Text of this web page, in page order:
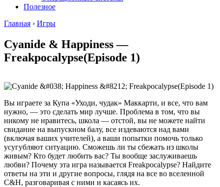
Полезное
Главная › Игры
Cyanide & Happiness —
Freakpocalypse(Episode 1)
Вы играете за Купа «Уходи, чудак» Маккарти, и все, что вам
нужно, — это сделать мир лучше. Проблема в том, что вы
никому не нравитесь, школа — отстой, вы не можете найти
свидание на выпускном балу, все издеваются над вами
(включая ваших учителей), а ваши попытки помочь только
усугубляют ситуацию. Сможешь ли ты сбежать из школы
живым? Кто будет любить вас? Ты вообще заслуживаешь
любви? Почему эта игра называется Freakpocalypse? Найдите
ответы на эти и другие вопросы, глядя на все во вселенной
C&H, разговаривая с ними и касаясь их.